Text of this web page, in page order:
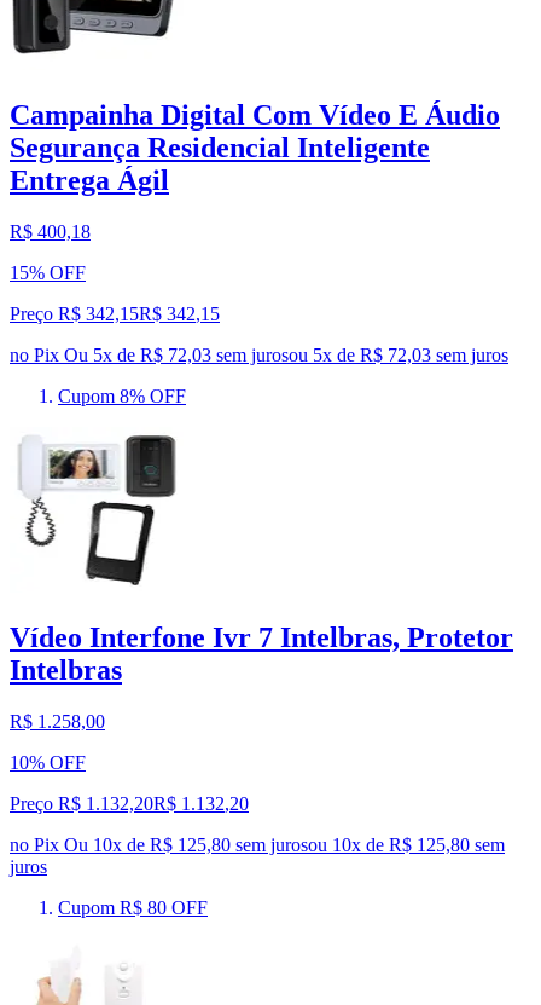
Campainha Digital Com Vídeo E Áudio
Segurança Residencial Inteligente
Entrega Ágil
R$ 400,18
15% OFF
Preço R$ 342,15R$ 342,15
no Pix Ou 5x de R$ 72,03 sem jurosou 5x de R$ 72,03 sem juros
Cupom 8% OFF
Vídeo Interfone Ivr 7 Intelbras, Protetor
Intelbras
R$ 1.258,00
10% OFF
Preço R$ 1.132,20R$ 1.132,20
no Pix Ou 10x de R$ 125,80 sem jurosou 10x de R$ 125,80 sem
juros
Cupom R$ 80 OFF